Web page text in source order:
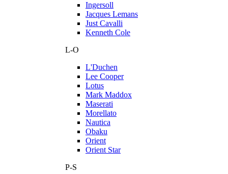
Ingersoll
Jacques Lemans
Just Cavalli
Kenneth Cole
L-O
L'Duchen
Lee Cooper
Lotus
Mark Maddox
Maserati
Morellato
Nautica
Obaku
Orient
Orient Star
P-S